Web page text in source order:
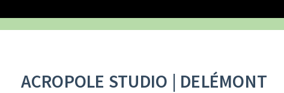
ACROPOLE STUDIO | DELÉMONT